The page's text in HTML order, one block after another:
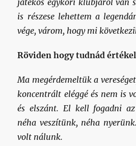
is részese lehettem a
vége, várom, hogy mi
Röviden hogy tudnád
Ma megérdemeltük a
koncentrált eléggé és nem is
és elszánt. El kell fogadni
néha veszítünk, néha
volt nálunk.